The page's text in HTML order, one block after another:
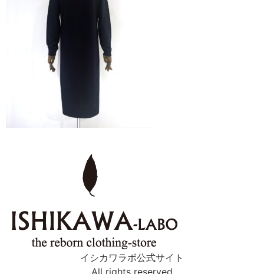
イシカワラボ公式サイト